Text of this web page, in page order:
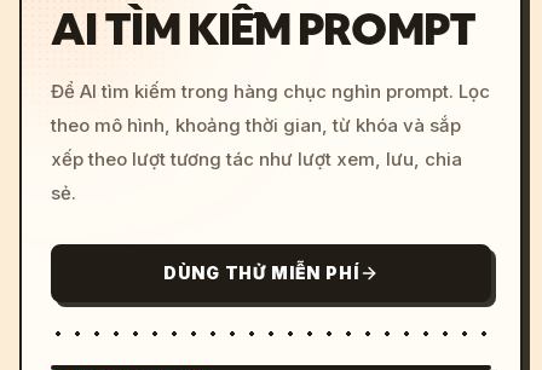
AI TÌM KIẾM PROMPT
Để AI tìm kiếm trong hàng chục nghìn prompt. Lọc
theo mô hình, khoảng thời gian, từ khóa và sắp
xếp theo lượt tương tác như lượt xem, lưu, chia
sẻ.
DÙNG THỬ MIỄN PHÍ